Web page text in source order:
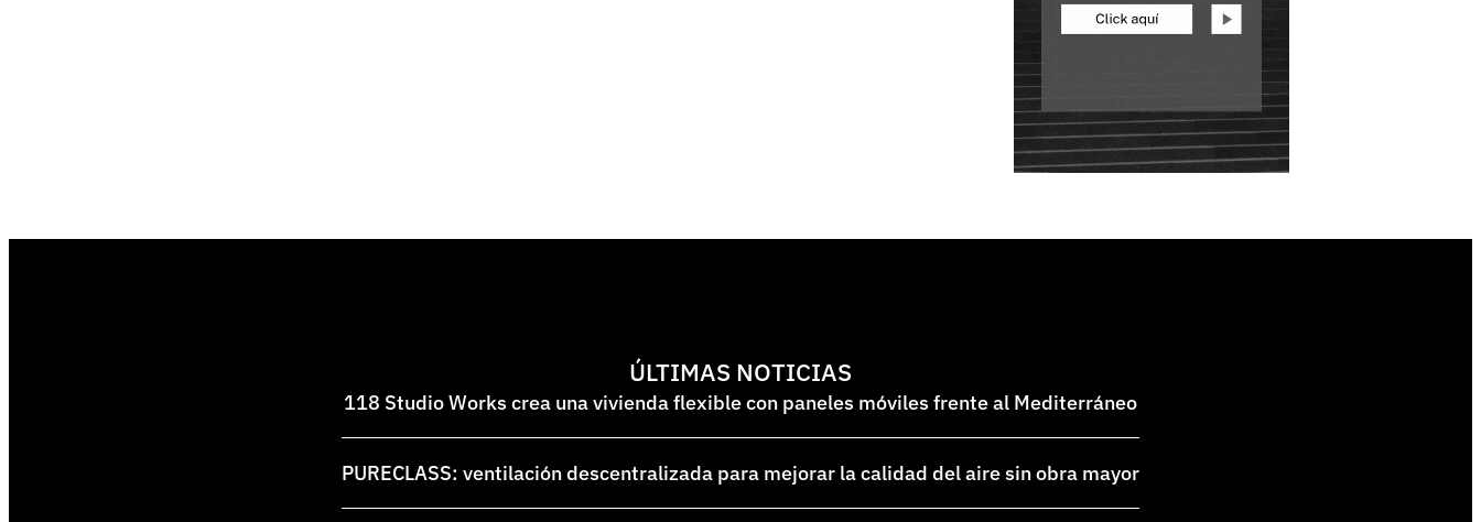
ÚLTIMAS NOTICIAS
118 Studio Works crea una vivienda flexible con paneles móviles frente al Mediterráneo
PURECLASS: ventilación descentralizada para mejorar la calidad del aire sin obra mayor